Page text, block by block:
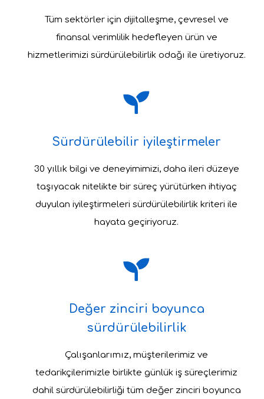
Tüm sektörler için dijitalleşme, çevresel ve
finansal verimlilik hedefleyen ürün ve
hizmetlerimizi sürdürülebilirlik odağı ile üretiyoruz.
Sürdürülebilir iyileştirmeler
30 yıllık bilgi ve deneyimimizi, daha ileri düzeye
taşıyacak nitelikte bir süreç yürütürken ihtiyaç
duyulan iyileştirmeleri sürdürülebilirlik kriteri ile
hayata geçiriyoruz.
Değer zinciri boyunca
sürdürülebilirlik
Çalışanlarımız, müşterilerimiz ve
tedarikçilerimizle birlikte günlük iş süreçlerimiz
dahil sürdürülebilirliği tüm değer zinciri boyunca